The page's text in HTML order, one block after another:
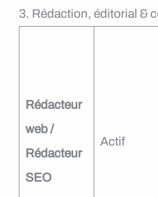
3. Rédaction, éditorial &
Rédacteur
web /
Rédacteur
SEO
Actif